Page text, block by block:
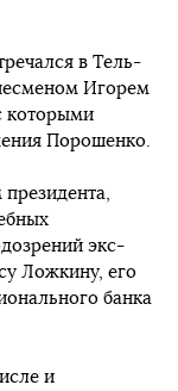
в Тель-
Игорем
которыми
Порошенко.
экс-
Ложкину, его
банка
и